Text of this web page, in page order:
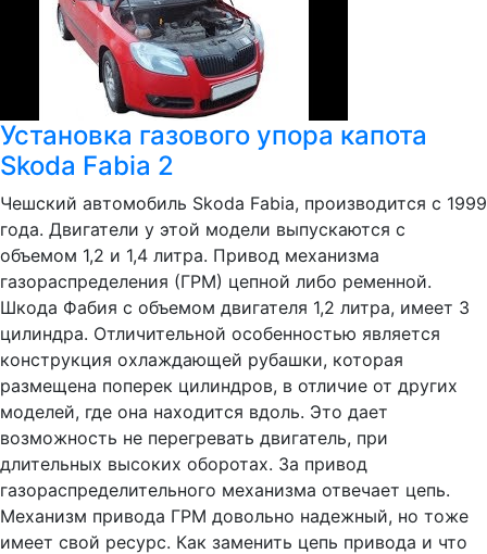
Установка газового упора капота
Skoda Fabia 2
Чешский автомобиль Skoda Fabia, производится с 1999
года. Двигатели у этой модели выпускаются с
объемом 1,2 и 1,4 литра. Привод механизма
газораспределения (ГРМ) цепной либо ременной.
Шкода Фабия с объемом двигателя 1,2 литра, имеет 3
цилиндра. Отличительной особенностью является
конструкция охлаждающей рубашки, которая
размещена поперек цилиндров, в отличие от других
моделей, где она находится вдоль. Это дает
возможность не перегревать двигатель, при
длительных высоких оборотах. За привод
газораспределительного механизма отвечает цепь.
Механизм привода ГРМ довольно надежный, но тоже
имеет свой ресурс. Как заменить цепь привода и что